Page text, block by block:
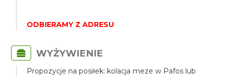
ODBIERAMY Z ADRESU
WYŻYWIENIE
Propozycje na posiłek: kolacja meze w Pafos lub